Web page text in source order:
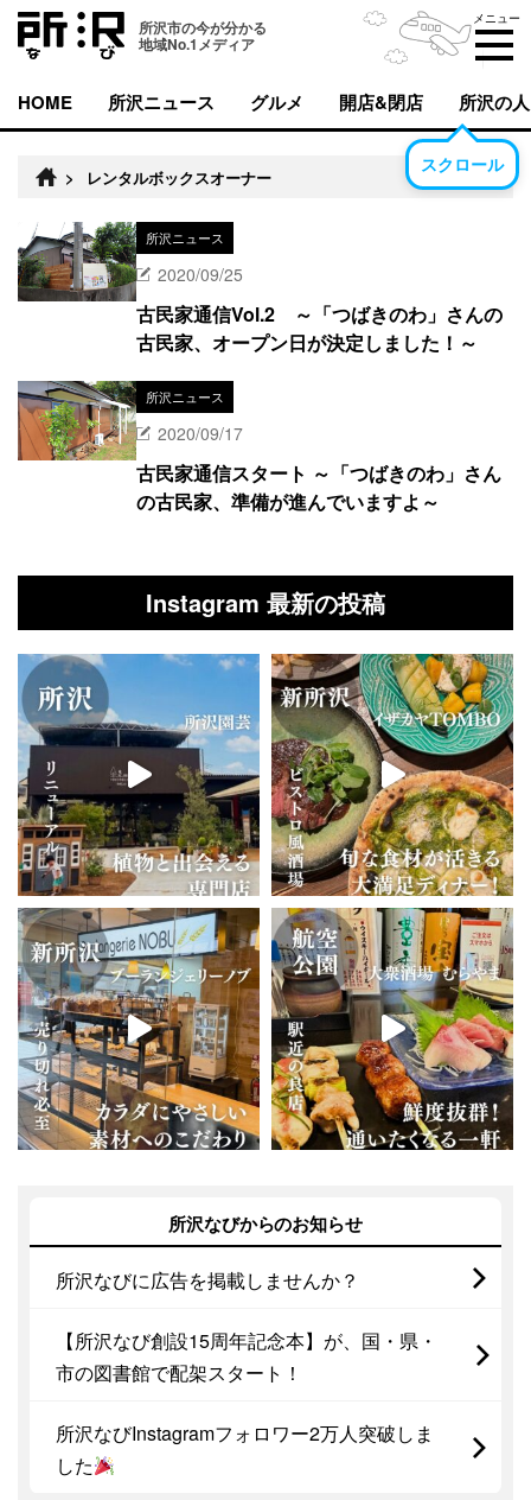
所沢市の今が分かる
地域No.1メディア
メニュー
HOME 所沢ニュース グルメ 開店&閉店 所沢の人
スクロール
> レンタルボックスオーナー
所沢ニュース
2020/09/25
古民家通信Vol.2 ～「つばきのわ」さんの
古民家、オープン日が決定しました！～
所沢ニュース
2020/09/17
古民家通信スタート ～「つばきのわ」さん
の古民家、準備が進んでいますよ～
Instagram 最新の投稿
所沢なびからのお知らせ
所沢なびに広告を掲載しませんか？
【所沢なび創設15周年記念本】が、国・県・
市の図書館で配架スタート！
所沢なびInstagramフォロワー2万人突破しま
した